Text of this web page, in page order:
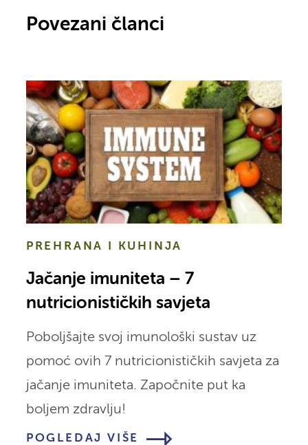
Povezani članci
PREHRANA I KUHINJA
Jačanje imuniteta – 7
nutricionističkih savjeta
Poboljšajte svoj imunološki sustav uz
pomoć ovih 7 nutricionističkih savjeta za
jačanje imuniteta. Započnite put ka
boljem zdravlju!
POGLEDAJ VIŠE